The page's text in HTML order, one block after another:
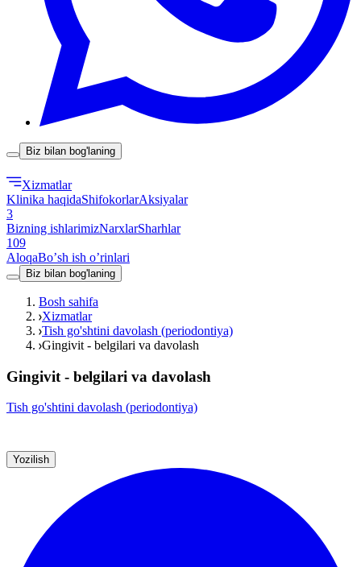
Biz bilan bog'laning
Xizmatlar
Klinika haqidaShifokorlarAksiyalar
3
Bizning ishlarimizNarxlarSharhlar
109
AloqaBoʼsh ish oʼrinlari
Biz bilan bog'laning
Bosh sahifa
Xizmatlar
Tish go'shtini davolash (periodontiya)
Gingivit - belgilari va davolash
Gingivit - belgilari va davolash
Tish go'shtini davolash (periodontiya)
Yozilish